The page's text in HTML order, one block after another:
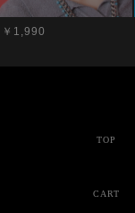
￥1,990
TOP
CART